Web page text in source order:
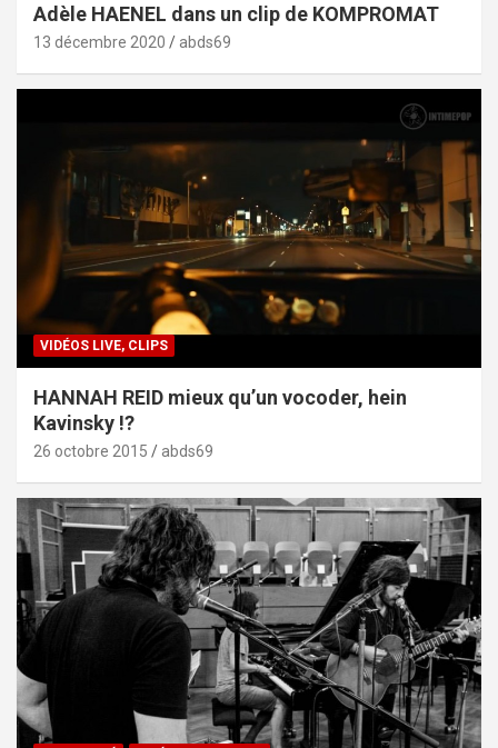
Adèle HAENEL dans un clip de KOMPROMAT
13 décembre 2020 abds69
VIDÉOS LIVE, CLIPS
HANNAH REID mieux qu’un vocoder, hein
Kavinsky !?
26 octobre 2015 abds69